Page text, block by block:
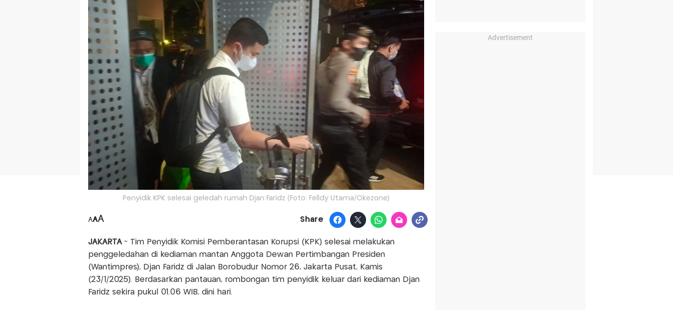
Penyidik KPK selesai geledah rumah Djan Faridz (Foto: Felldy Utama/Okezone)
AAA Share
JAKARTA - Tim Penyidik Komisi Pemberantasan Korupsi (KPK) selesai melakukan
penggeledahan di kediaman mantan Anggota Dewan Pertimbangan Presiden
(Wantimpres), Djan Faridz di Jalan Borobudur Nomor 26, Jakarta Pusat, Kamis
(23/1/2025). Berdasarkan pantauan, rombongan tim penyidik keluar dari kediaman Djan
Faridz sekira pukul 01.06 WIB, dini hari.
Advertisement